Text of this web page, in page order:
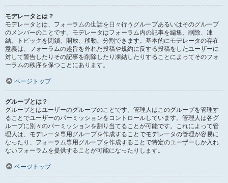
モデレータとは？
モデレータとは、フォーラムの世話を日々行うグループあるいはそのグループ
のメンバーのことです。モデレータはフォーラム内の記事を編集、削除、凍
結、トピックを閉鎖、開放、移動、分割できます。基本的にモデレータの存在
意義は、フォーラムの趣旨を外れた投稿や規約に反する投稿をしたユーザーに
対して警告したりその記事を削除したり凍結したりすることによってそのフォ
ーラムの秩序を保つことにあります。
ページトップ
グループとは？
グループとはユーザーのグループのことです。管理人はこのグループを管理す
ることでユーザーのパーミッションをコントロールしています。管理人は各グ
ループに別々のパーミッションを割り当てることが可能です。これによって管
理人は、モデレータ専用グループを作成することでモデレータの管理が容易に
なったり、フォーラム専用グループを作成することで特定のユーザーしか入れ
ないフォーラムを提供することが可能になったりします。
ページトップ